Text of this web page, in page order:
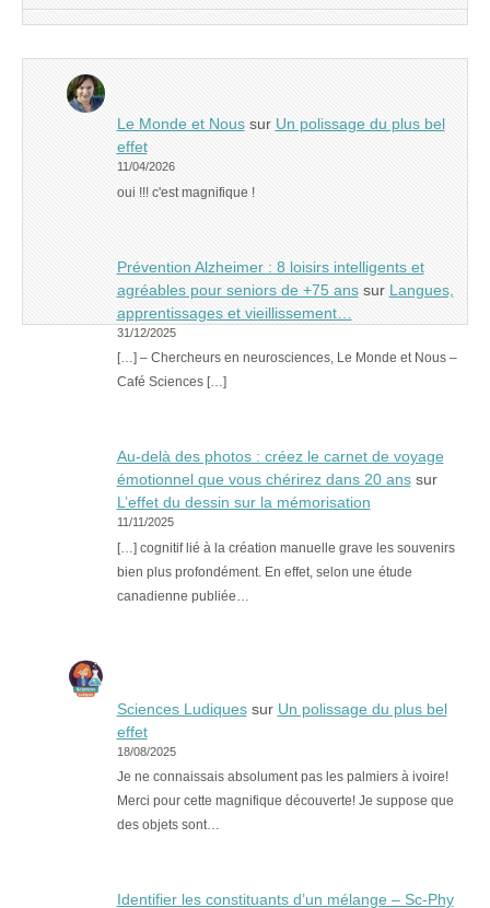
Le Monde et Noussur Un polissage du plus bel
effet
11/04/2026
oui !!! c'est magnifique !
Prévention Alzheimer : 8 loisirs intelligents et
agréables pour seniors de +75 anssur Langues,
apprentissages et vieillissement…
31/12/2025
[…] – Chercheurs en neurosciences, Le Monde et Nous –
Café Sciences […]
Au-delà des photos : créez le carnet de voyage
émotionnel que vous chérirez dans 20 anssur
L’effet du dessin sur la mémorisation
11/11/2025
[…] cognitif lié à la création manuelle grave les souvenirs
bien plus profondément. En effet, selon une étude
canadienne publiée…
Sciences Ludiquessur Un polissage du plus bel
effet
18/08/2025
Je ne connaissais absolument pas les palmiers à ivoire!
Merci pour cette magnifique découverte! Je suppose que
des objets sont…
Identifier les constituants d’un mélange – Sc-Phy